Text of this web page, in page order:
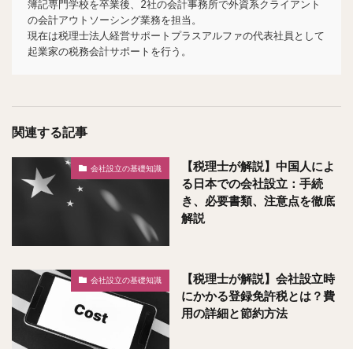
簿記専門学校を卒業後、2社の会計事務所で外資系クライアント
の会計アウトソーシング業務を担当。
現在は税理士法人経営サポートプラスアルファの代表社員として
起業家の税務会計サポートを行う。
関連する記事
会社設立の基礎知識
【税理士が解説】中国人によ
る日本での会社設立：手続
き、必要書類、注意点を徹底
解説
会社設立の基礎知識
【税理士が解説】会社設立時
にかかる登録免許税とは？費
用の詳細と節約方法